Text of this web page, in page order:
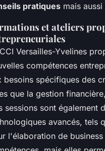
pratiques mais aussi
et ateliers
Versailles-Yvelines
compétences
besoins spécifiques des
que la gestion
sessions sont également
avancés, tels
l'élaboration de